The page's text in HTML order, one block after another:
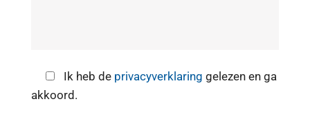
Ik heb de privacyverklaring gelezen en ga
akkoord.